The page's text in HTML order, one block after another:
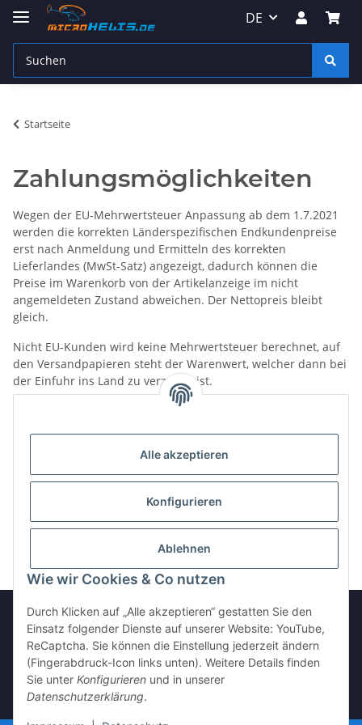
Alle akzeptieren
Konfigurieren
Ablehnen
Wie wir Cookies & Co nutzen
Durch Klicken auf „Alle akzeptieren“ gestatten Sie den
Einsatz folgender Dienste auf unserer Website: YouTube,
ReCaptcha. Sie können die Einstellung jederzeit ändern
(Fingerabdruck-Icon links unten). Weitere Details finden
Sie unter Konfigurieren und in unserer
Datenschutzerklärung.
DE
Startseite
Zahlungsmöglichkeiten
Wegen der EU-Mehrwertsteuer Anpassung ab dem 1.7.2021
werden die korrekten Länderspezifischen Endkundenpreise
erst nach Anmeldung und Ermitteln des korrekten
Lieferlandes (MwSt-Satz) angezeigt, dadurch können die
Preise im Warenkorb von der Artikelanzeige im nicht
angemeldeten Zustand abweichen. Der Nettopreis bleibt
gleich.
Nicht EU-Kunden wird keine Mehrwertsteuer berechnet, auf
den Versandpapieren steht der Warenwert, welcher dann bei
der Einfuhr ins Land zu verzollen ist.
Die Bestellung kann nur per Vorkasse getätigt werden.
Diese PayPal Zahlungen können nicht direkt über den Shop
ausgeführt werden, da die Bestellung im Normalfall einer
manuellen Bearbeitung bedarf. Der Wunsch einer PayPal
Bezahlung kann dafür beim Bestellvorgang in den
Anmerkungen hinterlegt werden.
Vertrag widerrufen
* Alle Preise inkl. gesetzlicher USt., zzgl.